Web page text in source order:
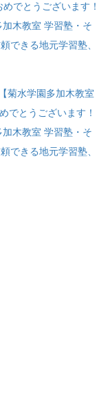
でとうございます！
加木教室 学習塾・そ
できる地元学習塾、
水学園多加木教室
でとうございます！
加木教室 学習塾・そ
できる地元学習塾、